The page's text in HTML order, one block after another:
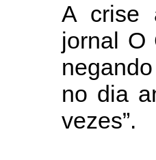
A crise
jornal O
no dia
vezes”.